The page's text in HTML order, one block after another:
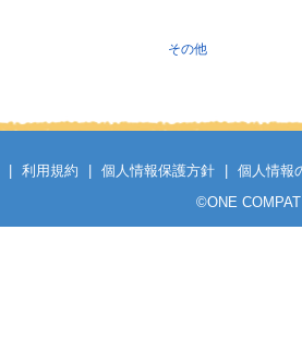
その他
利用規約 個人情報保護方針
個人情報
©ONE